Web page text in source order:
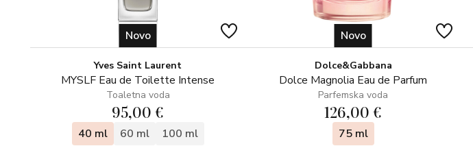
Novo
Yves Saint Laurent
MYSLF Eau de Toilette Intense
Toaletna voda
95,00 €
40 ml 60 ml 100 ml
Novo
Dolce&Gabbana
Dolce Magnolia Eau de Parfum
Parfemska voda
126,00 €
75 ml